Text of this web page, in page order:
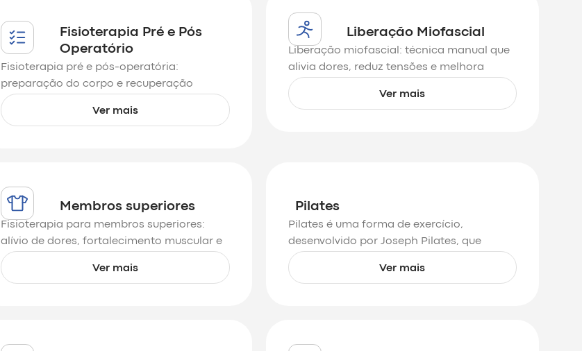
Fisioterapia Pré e Pós
Operatório
Fisioterapia pré e pós-operatória:
preparação do corpo e recuperação
eficiente, com alívio de dores e
restauração dos movimentos.
Ver mais
Liberação Miofascial
Liberação miofascial: técnica manual que
alivia dores, reduz tensões e melhora
mobilidade, flexibilidade e bem-estar
físico.
Ver mais
Membros superiores
Fisioterapia para membros superiores:
alívio de dores, fortalecimento muscular e
reabilitação para maior mobilidade e
funcionalidade.
Ver mais
Pilates
Pilates é uma forma de exercício,
desenvolvido por Joseph Pilates, que
enfatiza o desenvolvimento equilibrado do
corpo através dos núcleos força,
Ver mais